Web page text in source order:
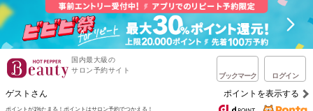
国内最大級の
サロン予約サイト
ブックマーク ログイン
ゲストさん ポイントを表示する
ポイントが1%たまる！ ポイントはサロン予約でつかえる！